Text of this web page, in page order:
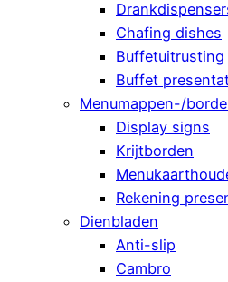
Chafing dishes
Buffetuitrusting
Buffet
Menumappen-/
Display signs
Krijtborden
Rekening
Dienbladen
Anti-slip
Cambro